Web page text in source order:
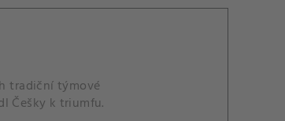
tradiční týmové
Češky k triumfu.